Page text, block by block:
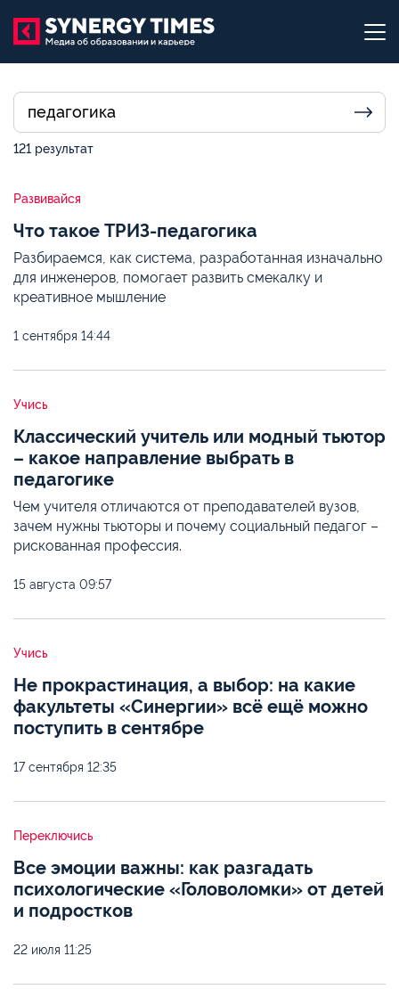
121 результат
Развивайся
Что такое ТРИЗ-педагогика
Разбираемся, как система, разработанная изначально
для инженеров, помогает развить смекалку и
креативное мышление
1 сентября 14:44
Учись
Классический учитель или модный тьютор
– какое направление выбрать в
педагогике
Чем учителя отличаются от преподавателей вузов,
зачем нужны тьюторы и почему социальный педагог –
рискованная профессия.
15 августа 09:57
Учись
Не прокрастинация, а выбор: на какие
факультеты «Синергии» всё ещё можно
поступить в сентябре
17 сентября 12:35
Переключись
Все эмоции важны: как разгадать
психологические «Головоломки» от детей
и подростков
22 июля 11:25